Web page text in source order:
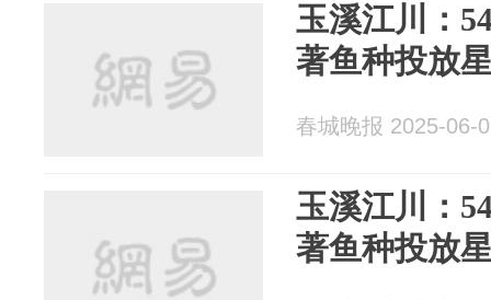
玉溪江川：
著鱼种投放
春城晚报 2025-06-
玉溪江川：
著鱼种投放